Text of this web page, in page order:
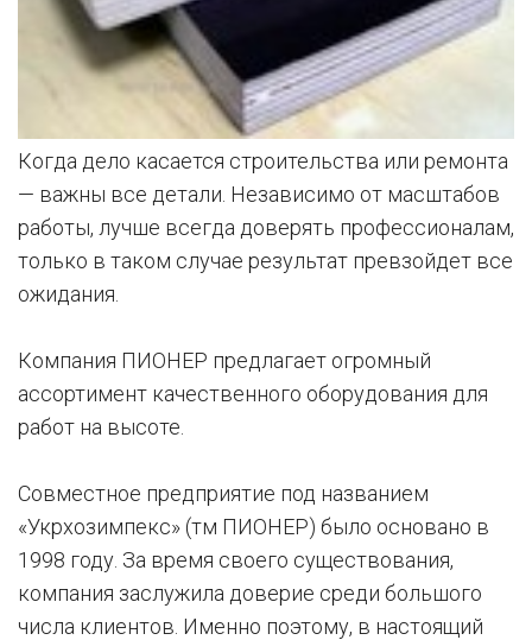
Когда дело касается строительства или ремонта
— важны все детали. Независимо от масштабов
работы, лучше всегда доверять профессионалам,
только в таком случае результат превзойдет все
ожидания.
Компания ПИОНЕР предлагает огромный
ассортимент качественного оборудования для
работ на высоте.
Совместное предприятие под названием
«Укрхозимпекс» (тм ПИОНЕР) было основано в
1998 году. За время своего существования,
компания заслужила доверие среди большого
числа клиентов. Именно поэтому, в настоящий